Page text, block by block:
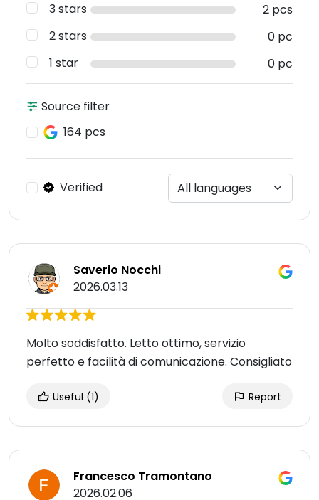
3 stars
2 pcs
2 stars
0 pc
1 star
0 pc
Source filter
164 pcs
Verified
Saverio Nocchi
2026.03.13
Molto soddisfatto. Letto ottimo, servizio
perfetto e facilità di comunicazione. Consigliato
Useful (1) Report
Francesco Tramontano
2026.02.06